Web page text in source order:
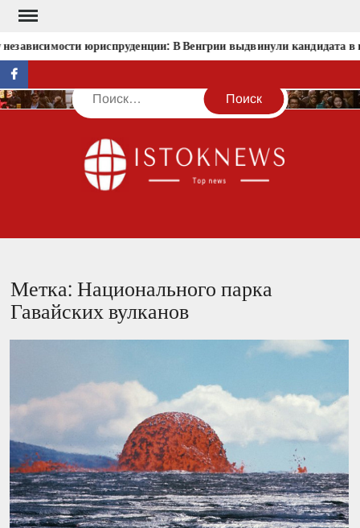
Перейти
содержимомуюриспруденции: В Венгрии выдвинули кандидата в
facebook
Поиск
Метка:Национального парка
Гавайских вулканов